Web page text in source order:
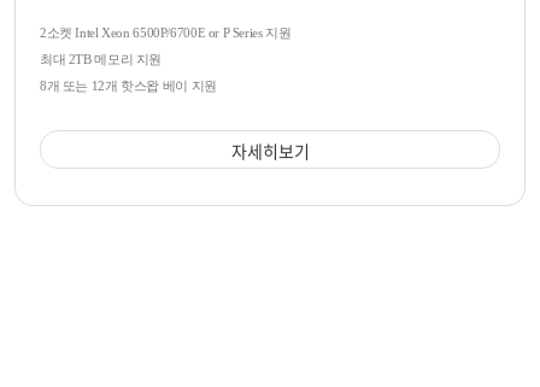
2소켓 Intel Xeon 6500P/6700E or P Series 지원
최대 2TB 메모리 지원
8개 또는 12개 핫스왑 베이 지원
자세히보기